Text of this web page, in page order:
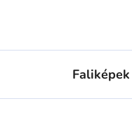
Faliképek